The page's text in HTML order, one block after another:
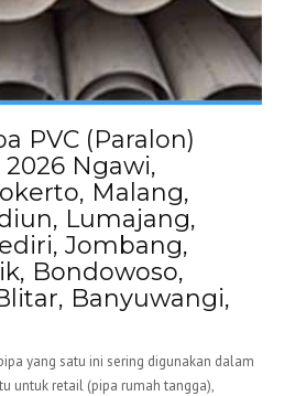
PVC (Paralon)
Ngawi,
Malang,
Lumajang,
Jombang,
Bondowoso,
Banyuwangi,
yang satu ini sering digunakan dalam
untuk retail (pipa rumah tangga),